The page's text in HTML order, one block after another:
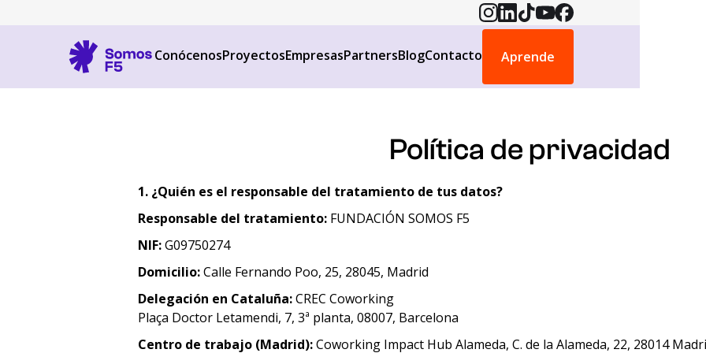
ConócenosProyectosEmpresasPartnersBlogContacto Aprende
Política de privacidad
1. ¿Quién es el responsable del tratamiento de tus datos?
Responsable del tratamiento:FUNDACIÓN SOMOS F5
NIF:G09750274
Domicilio:Calle Fernando Poo, 25, 28045, Madrid
Delegación en Cataluña:CREC Coworking
Plaça Doctor Letamendi, 7, 3ª planta, 08007, Barcelona
Centro de trabajo (Madrid):Coworking Impact Hub Alameda, C. de la Alameda, 22, 28014